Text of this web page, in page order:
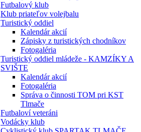
Futbalový klub
Klub priateľov volejbalu
Turistický oddiel
Kalendár akcií
Zápisky z turistických chodníkov
Fotogaléria
Turistický oddiel mládeže - KAMZÍKY A
SVIŠTE
Kalendár akcií
Fotogaléria
Správa o činnosti TOM pri KST
Tlmače
Futbaloví veteráni
Vodácky klub